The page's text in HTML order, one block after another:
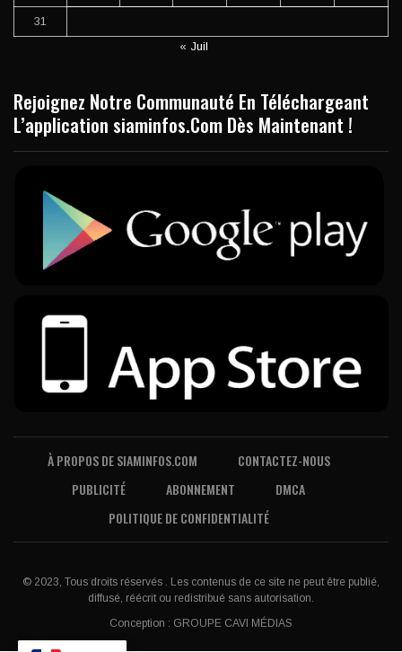
31
« Juil
Rejoignez Notre Communauté En Téléchargeant
L’application siaminfos.Com Dès Maintenant !
À PROPOS DE SIAMINFOS.COM
CONTACTEZ-NOUS
PUBLICITÉ
ABONNEMENT
DMCA
POLITIQUE DE CONFIDENTIALITÉ
© 2023, Tous droits réservés . Les contenus de ce site ne peut être publié,
diffusé, réécrit ou redistribué sans autorisation.
Conception : GROUPE CAVI MÉDIAS